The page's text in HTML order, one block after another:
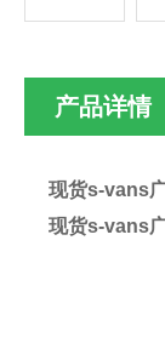
产品详情
现货s-vans
现货s-vans